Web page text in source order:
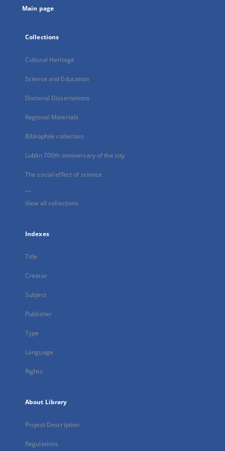
Main page
Collections
Cultural Heritage
Science and Education
Doctoral Dissertations
Regional Materials
Bibliophile collection
Lublin 700th anniversary of the city
The social effect of science
...
View all collections
Indexes
Title
Creator
Subject
Publisher
Type
Language
Rights
About Library
Project Description
Regulations